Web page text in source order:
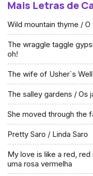
Mais Letras de
Wild mountain thyme /
The wraggle taggle
oh!
The wife of Usher`s
The salley gardens / Os
She moved through the
Pretty Saro / Linda Saro
My love is like a red,
uma rosa vermelha